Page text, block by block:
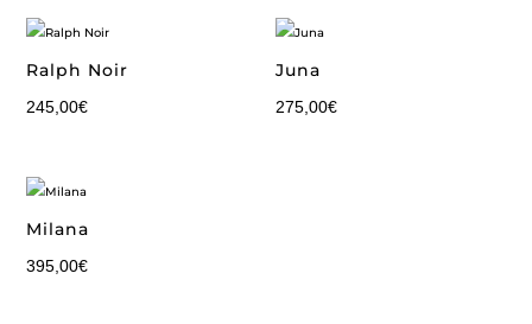
Ralph Noir
245,00€
Juna
275,00€
Milana
395,00€